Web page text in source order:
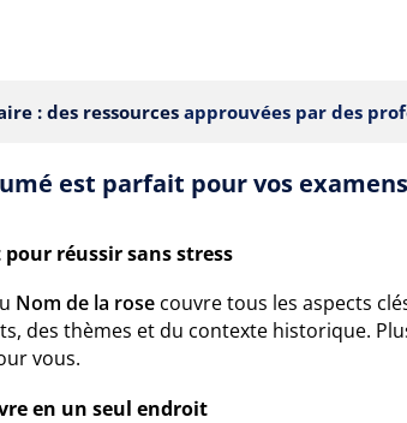
: des ressources approuvées par des
est parfait pour vos
réussir sans stress
Nom de la rose couvre tous les aspects
des thèmes et du contexte historique.
vous.
en un seul endroit